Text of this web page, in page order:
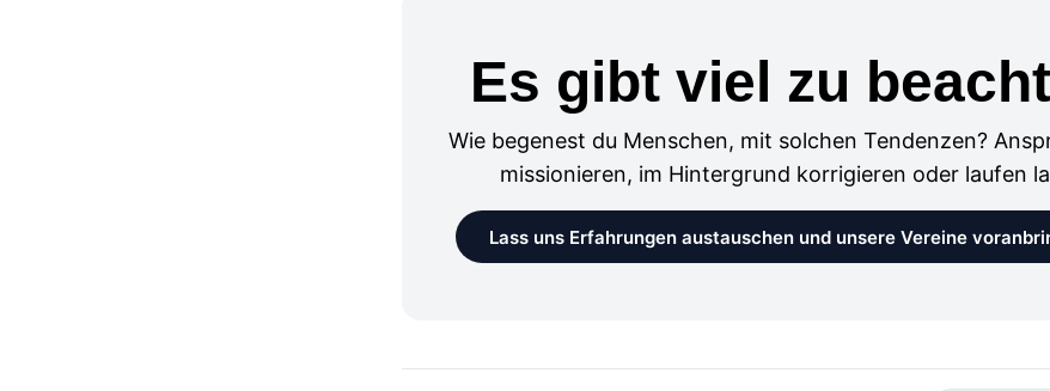
Es gibt viel zu
Wie begenest du Menschen, mit solchen Tendenzen?
missionieren, im Hintergrund korrigieren oder laufen
Lass uns Erfahrungen austauschen und unsere Vereine